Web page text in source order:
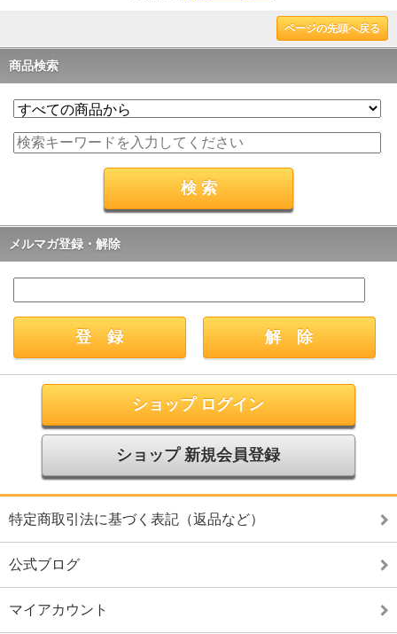
ページの先頭へ戻る
商品検索
メルマガ登録・解除
ショップ ログイン
ショップ 新規会員登録
特定商取引法に基づく表記（返品など）
公式ブログ
マイアカウント